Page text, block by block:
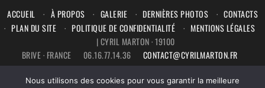
ACCUEIL À PROPOS GALERIE DERNIÈRES PHOTOS
CONTACTS
PLAN DU SITE
POLITIQUE DE CONFIDENTIALITÉ
MENTIONS LÉGALES
| CYRIL MARTON ·19100
BRIVE · FRANCE 06.16.77.14.36 CONTACT@CYRILMARTON.FR
Nous utilisons des cookies pour vous garantir la meilleure